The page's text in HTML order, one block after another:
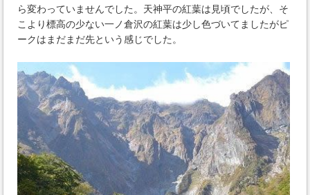
ら変わっていませんでした。天神平の紅葉は見頃でしたが、そ
こより標高の少ない一ノ倉沢の紅葉は少し色づいてましたがピ
ークはまだまだ先という感じでした。